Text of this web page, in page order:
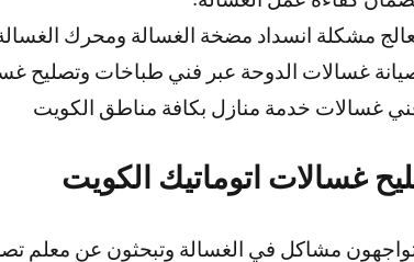
مشكلة انسداد مضخة الغسالة ومحرك
غسالات الدوحة عبر فني طباخات وتصليح
غسالات خدمة منازل بكافة مناطق الكويت
غسالات اتوماتيك الكويت
مشاكل في الغسالة وتبحثون عن معلم